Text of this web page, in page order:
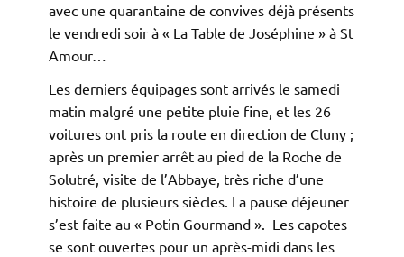
avec une quarantaine de convives déjà présents
le vendredi soir à « La Table de Joséphine » à St
Amour…
Les derniers équipages sont arrivés le samedi
matin malgré une petite pluie fine, et les 26
voitures ont pris la route en direction de Cluny ;
après un premier arrêt au pied de la Roche de
Solutré, visite de l’Abbaye, très riche d’une
histoire de plusieurs siècles. La pause déjeuner
s’est faite au « Potin Gourmand ». Les capotes
se sont ouvertes pour un après-midi dans les